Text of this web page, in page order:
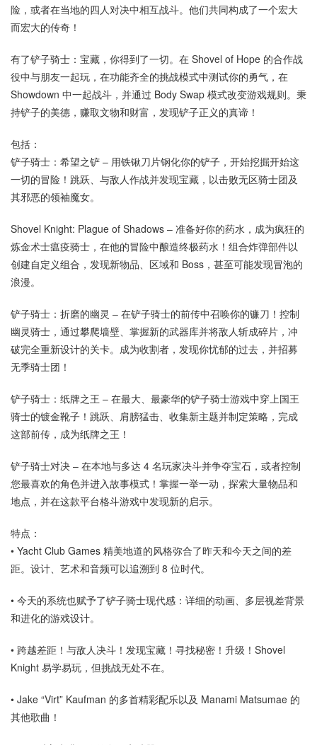
险，或者在当地的四人对决中相互战斗。他们共同构成了一个宏大
而宏大的传奇！
有了铲子骑士：宝藏，你得到了一切。在 Shovel of Hope 的合作战
役中与朋友一起玩，在功能齐全的挑战模式中测试你的勇气，在
Showdown 中一起战斗，并通过 Body Swap 模式改变游戏规则。秉
持铲子的美德，赚取文物和财富，发现铲子正义的真谛！
包括：
铲子骑士：希望之铲 – 用铁锹刀片钢化你的铲子，开始挖掘开始这
一切的冒险！跳跃、与敌人作战并发现宝藏，以击败无区骑士团及
其邪恶的领袖魔女。
Shovel Knight: Plague of Shadows – 准备好你的药水，成为疯狂的
炼金术士瘟疫骑士，在他的冒险中酿造终极药水！组合炸弹部件以
创建自定义组合，发现新物品、区域和 Boss，甚至可能发现冒泡的
浪漫。
铲子骑士：折磨的幽灵 – 在铲子骑士的前传中召唤你的镰刀！控制
幽灵骑士，通过攀爬墙壁、掌握新的武器库并将敌人斩成碎片，冲
破完全重新设计的关卡。成为收割者，发现你忧郁的过去，并招募
无季骑士团！
铲子骑士：纸牌之王 – 在最大、最豪华的铲子骑士游戏中穿上国王
骑士的镀金靴子！跳跃、肩膀猛击、收集新主题并制定策略，完成
这部前传，成为纸牌之王！
铲子骑士对决 – 在本地与多达 4 名玩家决斗并争夺宝石，或者控制
您最喜欢的角色并进入故事模式！掌握一举一动，探索大量物品和
地点，并在这款平台格斗游戏中发现新的启示。
特点：
• Yacht Club Games 精美地道的风格弥合了昨天和今天之间的差
距。设计、艺术和音频可以追溯到 8 位时代。
• 今天的系统也赋予了铲子骑士现代感：详细的动画、多层视差背景
和进化的游戏设计。
• 跨越差距！与敌人决斗！发现宝藏！寻找秘密！升级！Shovel
Knight 易学易玩，但挑战无处不在。
• Jake “Virt” Kaufman 的多首精彩配乐以及 Manami Matsumae 的
其他歌曲！